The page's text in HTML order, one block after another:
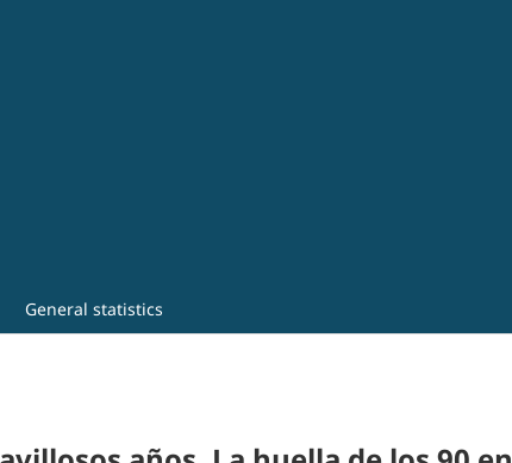
General statistics